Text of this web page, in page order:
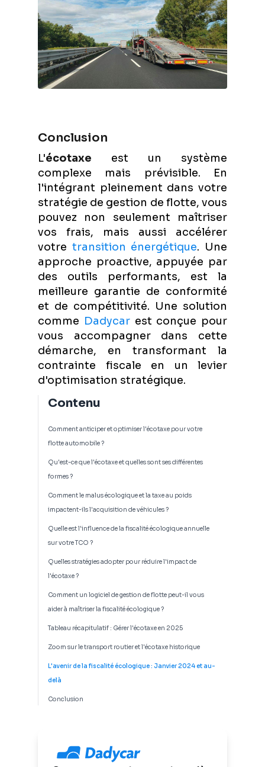
Contenu
Comment anticiper et optimiser l'écotaxe pour votre
flotte automobile ?
Qu'est-ce que l'écotaxe et quelles sont ses différentes
formes ?
Comment le malus écologique et la taxe au poids
impactent-ils l'acquisition de véhicules ?
Quelle est l'influence de la fiscalité écologique annuelle
sur votre TCO ?
Quelles stratégies adopter pour réduire l'impact de
l'écotaxe ?
Comment un logiciel de gestion de flotte peut-il vous
aider à maîtriser la fiscalité écologique ?
Tableau récapitulatif : Gérer l'écotaxe en 2025
Zoom sur le transport routier et l'écotaxe historique
L'avenir de la fiscalité écologique : Janvier 2024 et au-
delà
Conclusion
Conclusion
L'écotaxe est un système
complexe mais prévisible. En
l'intégrant pleinement dans votre
stratégie de gestion de flotte, vous
pouvez non seulement maîtriser
vos frais, mais aussi accélérer
votre transition énergétique. Une
approche proactive, appuyée par
des outils performants, est la
meilleure garantie de conformité
et de compétitivité. Une solution
comme Dadycarest conçue pour
vous accompagner dans cette
démarche, en transformant la
contrainte fiscale en un levier
d'optimisation stratégique.